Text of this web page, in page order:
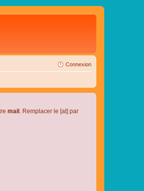
Connexion
mail . Remplacer le [at] par